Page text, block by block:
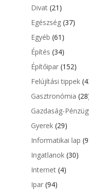
Divat (21)
Egészség (37)
Egyéb (61)
Építés (34)
Építőipar (152)
Felújítási tippek
Gasztronómia
Gazdaság-
Gyerek (29)
Informatikai lap
Ingatlanok (30)
Internet (4)
Ipar (94)